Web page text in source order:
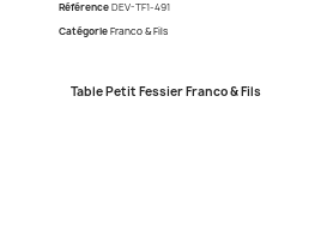
RéférenceDEV-TF1-491
CatégorieFranco & Fils
Table Petit Fessier Franco & Fils